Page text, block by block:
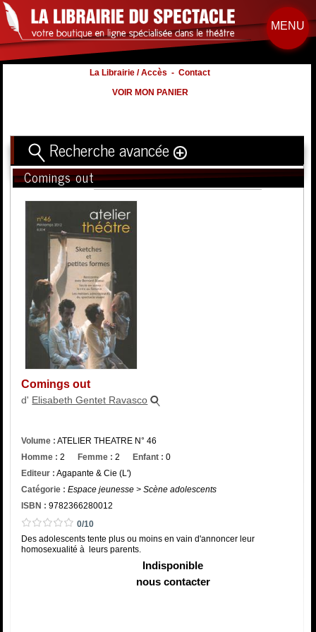
MENU
La Librairie / Accès -Contact
VOIR MON PANIER
Recherche avancée
Titre
Auteur
Éditeur
Distribution:
Nb. d'hommes :
Nb. Femmes
Nb. Enfants
à
Catégorie
Comings out
Comings out
d' Elisabeth Gentet Ravasco
Volume : ATELIER THEATRE N° 46
Homme : 2 Femme : 2 Enfant : 0
Editeur : Agapante & Cie (L')
Catégorie : Espace jeunesse > Scène adolescents
ISBN : 9782366280012
0/10
Des adolescents tente plus ou moins en vain d'annoncer leur
homosexualité à leurs parents.
Indisponible
nous contacter